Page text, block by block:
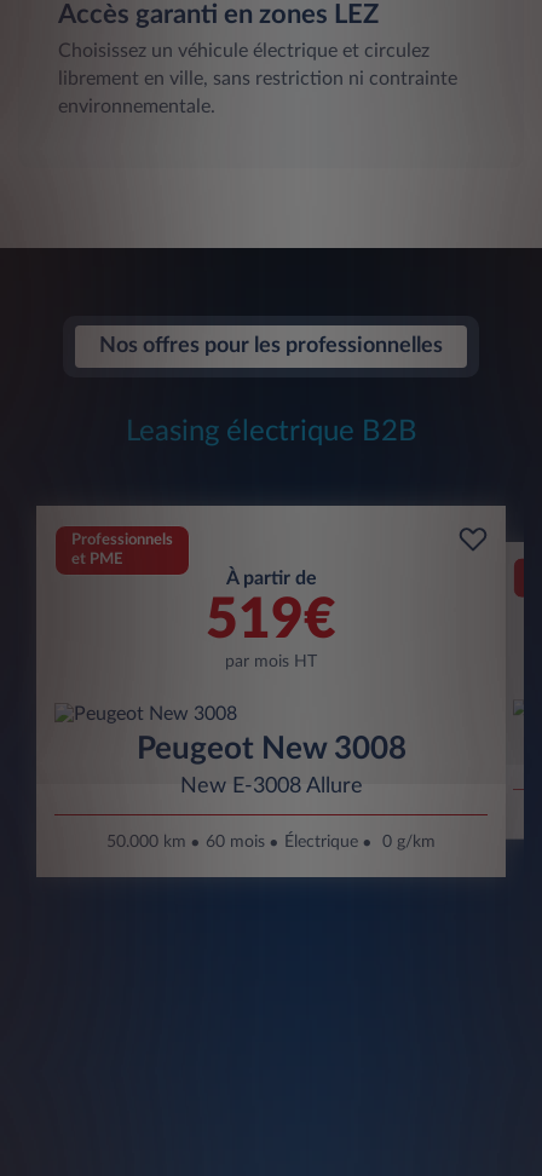
Accès garanti en zones LEZ
Choisissez un véhicule électrique et circulez
librement en ville, sans restriction ni contrainte
environnementale.
Nos offres pour les professionnelles
Leasing électrique B2B
Professionnels
et PME
À partir de
519€
par mois HT
Peugeot New 3008
New E-3008 Allure
50.000 km 60 mois Électrique 0 g/km